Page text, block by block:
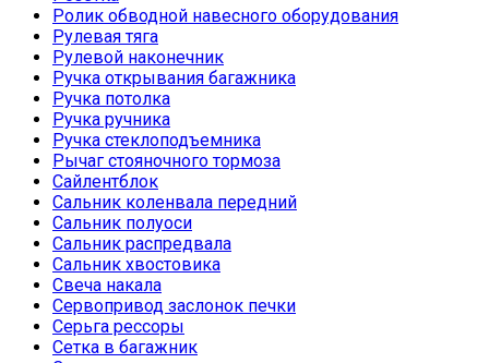
Ролик обводной навесного оборудования
Рулевая тяга
Рулевой наконечник
Ручка открывания багажника
Ручка потолка
Ручка ручника
Ручка стеклоподъемника
Рычаг стояночного тормоза
Сайлентблок
Сальник коленвала передний
Сальник полуоси
Сальник распредвала
Сальник хвостовика
Свеча накала
Сервопривод заслонок печки
Серьга рессоры
Сетка в багажник